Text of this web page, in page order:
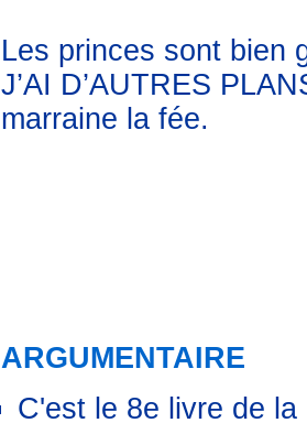
Les princes sont bien
J’AI D’AUTRES
marraine la fée.
ARGUMENTAIRE
C'est le 8e livre de